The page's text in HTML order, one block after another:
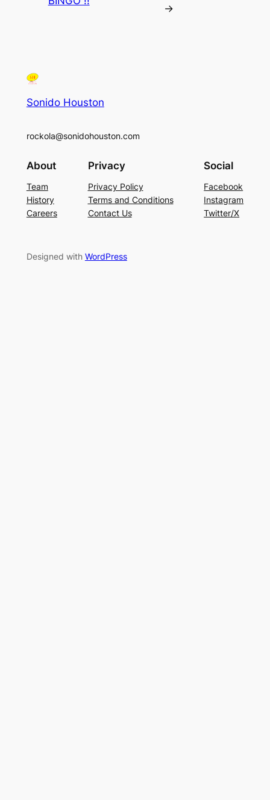
→
Sonido Houston
rockola@sonidohouston.com
About
Team
History
Careers
Privacy
Privacy Policy
Terms and Conditions
Contact Us
Social
Facebook
Instagram
Twitter/X
Designed with WordPress